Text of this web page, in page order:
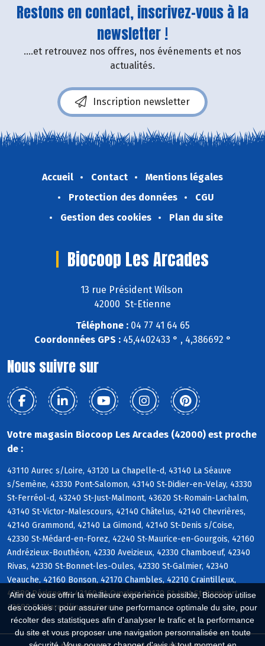
Afin de vous offrir la meilleure expérience possible, Biocoop utilise
des cookies : pour assurer une performance optimale du site, pour
récolter des statistiques afin d'analyser le trafic et la performance
du site et vous proposer une navigation personnalisée en toute
Restons en contact, inscrivez-vous à la
newsletter !
....et retrouvez nos offres, nos événements et nos
actualités.
Inscription newsletter
Accueil Contact
Mentions légales
Protection des données
CGU
Gestion des cookies
Plan du site
Biocoop Les Arcades
13 rue Président Wilson
42000 St-Etienne
Téléphone :04 77 41 64 65
Coordonnées GPS :45,4402433 ° , 4,386692 °
Nous suivre sur
Votre magasin Biocoop Les Arcades (42000) est proche
de :
43110 Aurec s/Loire, 43120 La Chapelle-d, 43140 La Séauve
s/Semène, 43330 Pont-Salomon, 43140 St-Didier-en-Velay, 43330
St-Ferréol-d, 43240 St-Just-Malmont, 43620 St-Romain-Lachalm,
43140 St-Victor-Malescours, 42140 Châtelus, 42140 Chevrières,
42140 Grammond, 42140 La Gimond, 42140 St-Denis s/Coise,
42330 St-Médard-en-Forez, 42240 St-Maurice-en-Gourgois, 42160
Andrézieux-Bouthéon, 42330 Aveizieux, 42330 Chamboeuf, 42340
Rivas, 42330 St-Bonnet-les-Oules, 42330 St-Galmier, 42340
Veauche, 42160 Bonson, 42170 Chambles, 42210 Craintilleux,
42380 Périgneux, 42160 St-Cyprien, 42170 St-Just-St-Rambert,
42680 St-Marcellin-en-Forez